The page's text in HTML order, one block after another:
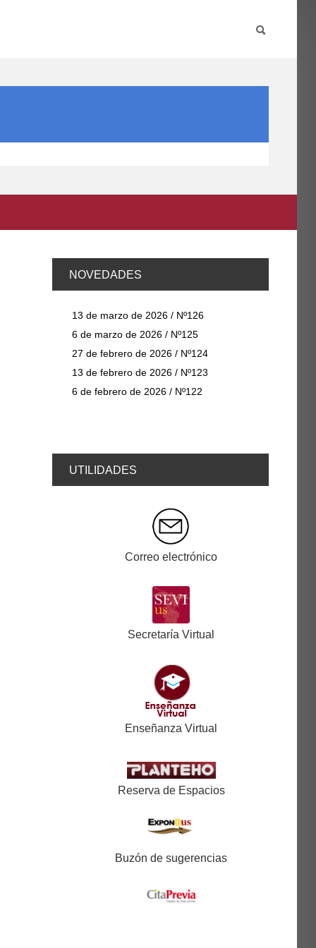
NOVEDADES
13 de marzo de 2026 / Nº126
6 de marzo de 2026 / Nº125
27 de febrero de 2026 / Nº124
13 de febrero de 2026 / Nº123
6 de febrero de 2026 / Nº122
UTILIDADES
Correo electrónico
Secretaría Virtual
Enseñanza Virtual
Reserva de Espacios
Buzón de sugerencias